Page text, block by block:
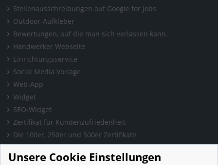
Stellenausschreibungen auf Google for Jobs
Outdoor-Aufkleber
Bewertungen, auf die man sich verlassen kann.
Handwerker Webseite
Einrichtungsservice
Social Media Vorlage
Web-App
Widget
SEO-Widget
Zertifikat für Kundenzufriedenheit
Die 100er, 250er und 500er Zertifikate
Presse & Wissen
Presse und Informationen
Unsere Cookie Einstellungen